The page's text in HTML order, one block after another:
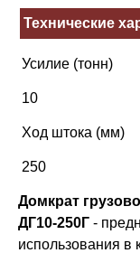
Технические
Усилие (тонн)
10
Ход штока (мм)
250
Домкрат
ДГ10-250Г -
использования в